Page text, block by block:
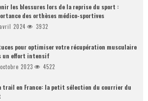
les blessures lors de la reprise du sport :
des orthèses médico-sportives
2024 3932
pour optimiser votre récupération musculaire
un effort intensif
2023 4522
trail en France: la petit sélection du courrier du